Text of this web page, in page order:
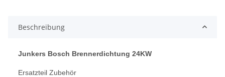
Beschreibung
Junkers Bosch Brennerdichtung 24KW
Ersatzteil Zubehör